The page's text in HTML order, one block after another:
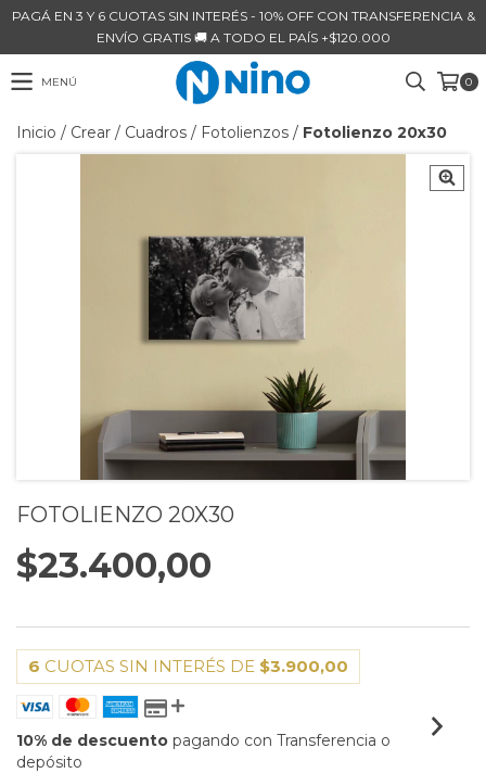
PAGÁ EN 3 Y 6 CUOTAS SIN INTERÉS - 10% OFF CON TRANSFERENCIA &
ENVÍO GRATIS 🚚 A TODO EL PAÍS +$120.000
MENÚ 0
Inicio / Crear / Cuadros / Fotolienzos / Fotolienzo 20x30
FOTOLIENZO 20X30
$23.400,00
6 CUOTAS SIN INTERÉS DE $3.900,00
10% de descuento pagando con Transferencia o
depósito